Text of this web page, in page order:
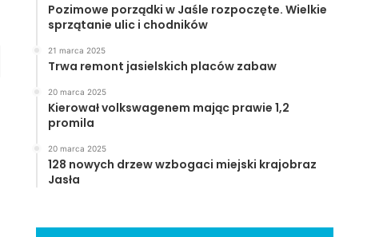
Pozimowe porządki w Jaśle rozpoczęte. Wielkie
sprzątanie ulic i chodników
21 marca 2025
Trwa remont jasielskich placów zabaw
20 marca 2025
Kierował volkswagenem mając prawie 1,2
promila
20 marca 2025
128 nowych drzew wzbogaci miejski krajobraz
Jasła